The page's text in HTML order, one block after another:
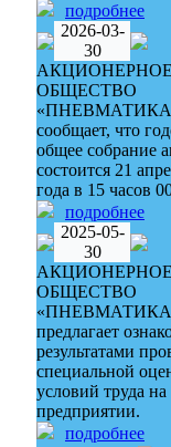
подробнее
2026-03-
30
АКЦИОНЕРНОЕ
ОБЩЕСТВО
сообщает, что
общее собрание
состоится 21
года в 15 часов
подробнее
2025-05-
30
АКЦИОНЕРНОЕ
ОБЩЕСТВО
предлагает
результатами
специальной
условий труда на
предприятии.
подробнее